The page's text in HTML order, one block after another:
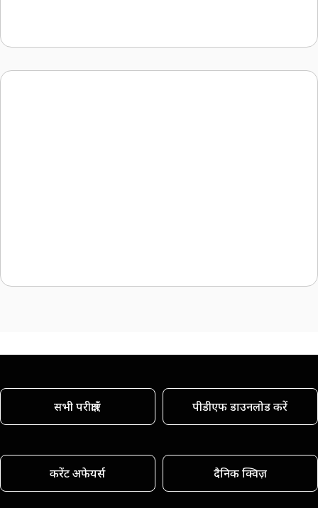
सभी परीक्षाएँ पीडीएफ डाउनलोड करें
करेंट अफेयर्स दैनिक क्विज़